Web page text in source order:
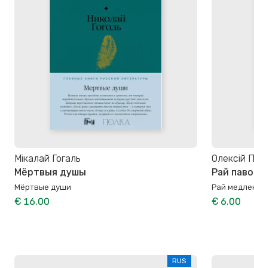
Мікалай Гогаль
Мёртвыя душы
Мёртвые души
€ 16.00
Олексій
Рай
Рай
€ 6.00
RUS